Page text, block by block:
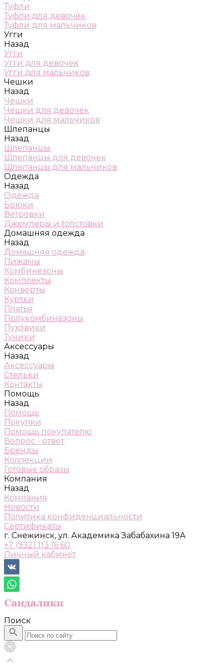
Туфли
Туфли для девочек
Туфли для мальчиков
Угги
Назад
Угги
Угги для девочек
Угги для мальчиков
Чешки
Назад
Чешки
Чешки для девочек
Чешки для мальчиков
Шлепанцы
Назад
Шлепанцы
Шлепанцы для девочек
Шлепанцы для мальчиков
Одежда
Назад
Одежда
Брюки
Ветровки
Джемперы и толстовки
Домашняя одежда
Назад
Домашняя одежда
Пижамы
Комбинезоны
Комплекты
Конверты
Куртки
Платья
Полукомбинезоны
Пуховики
Туники
Аксессуары
Назад
Аксессуары
Стельки
Контакты
Помощь
Назад
Помощь
Покупки
Помощь покупателю
Вопрос - ответ
Бренды
Коллекции
Готовые образы
Компания
Назад
Компания
Новости
Политика конфиденциальности
Сертификаты
г. Снежинск, ул. Академика Забабахина 19А
+7 (932) 113 16 60
Личный кабинет
Поиск